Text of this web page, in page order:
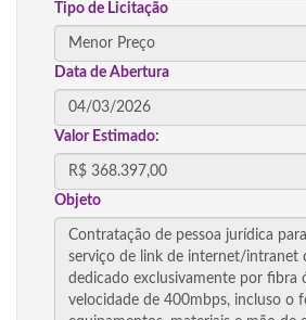
Tipo de Licitação
Data de Abertura
Valor Estimado:
Objeto